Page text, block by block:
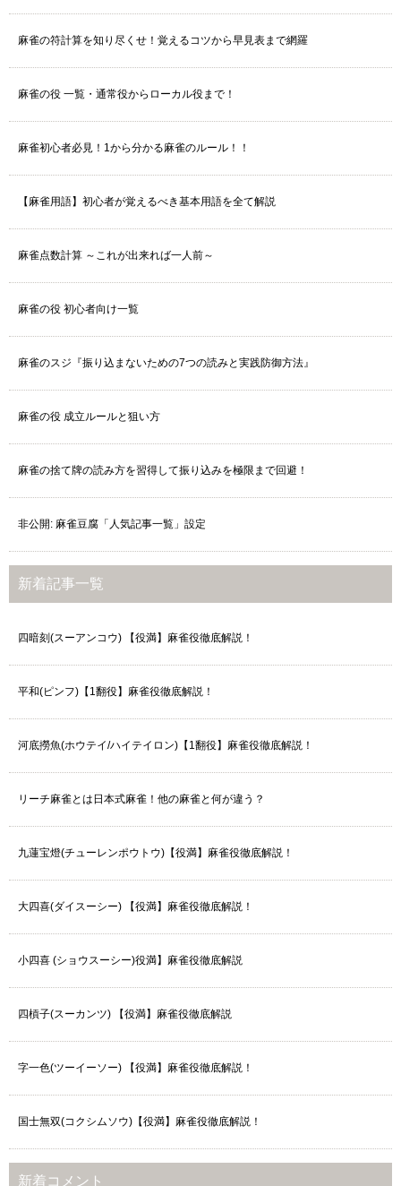
麻雀の符計算を知り尽くせ！覚えるコツから早見表まで網羅
麻雀の役 一覧・通常役からローカル役まで！
麻雀初心者必見！1から分かる麻雀のルール！！
【麻雀用語】初心者が覚えるべき基本用語を全て解説
麻雀点数計算 ～これが出来れば一人前～
麻雀の役 初心者向け一覧
麻雀のスジ『振り込まないための7つの読みと実践防御方法』
麻雀の役 成立ルールと狙い方
麻雀の捨て牌の読み方を習得して振り込みを極限まで回避！
非公開: 麻雀豆腐「人気記事一覧」設定
新着記事一覧
四暗刻(スーアンコウ) 【役満】麻雀役徹底解説！
平和(ピンフ)【1翻役】麻雀役徹底解説！
河底撈魚(ホウテイ/ハイテイロン)【1翻役】麻雀役徹底解説！
リーチ麻雀とは日本式麻雀！他の麻雀と何が違う？
九蓮宝燈(チューレンポウトウ)【役満】麻雀役徹底解説！
大四喜(ダイスーシー) 【役満】麻雀役徹底解説！
小四喜 (ショウスーシー)役満】麻雀役徹底解説
四槓子(スーカンツ) 【役満】麻雀役徹底解説
字一色(ツーイーソー) 【役満】麻雀役徹底解説！
国士無双(コクシムソウ)【役満】麻雀役徹底解説！
新着コメント